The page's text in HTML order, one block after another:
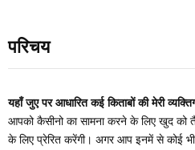
परिचय
यहाँ जुए पर आधारित कई किताबों की मेरी
आपको कैसीनो का सामना करने के लिए खुद को
के लिए प्रेरित करेंगी। अगर आप इनमें से कोई